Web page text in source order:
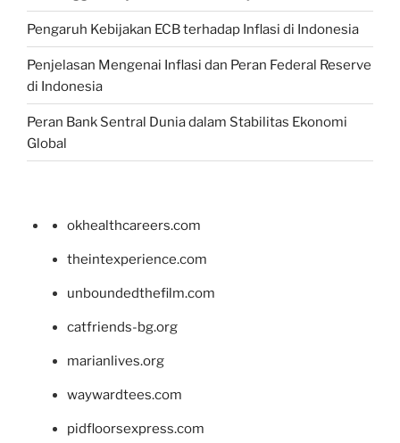
Pengaruh Kebijakan ECB terhadap Inflasi di Indonesia
Penjelasan Mengenai Inflasi dan Peran Federal Reserve
di Indonesia
Peran Bank Sentral Dunia dalam Stabilitas Ekonomi
Global
okhealthcareers.com
theintexperience.com
unboundedthefilm.com
catfriends-bg.org
marianlives.org
waywardtees.com
pidfloorsexpress.com